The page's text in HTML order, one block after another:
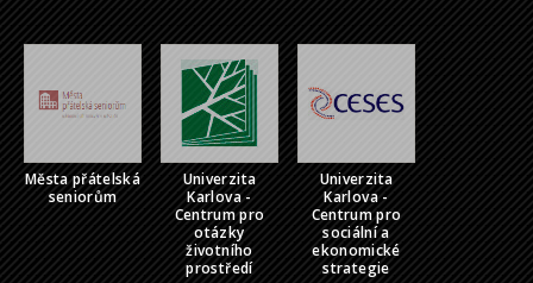
Města přátelská
seniorům
Univerzita
Karlova -
Centrum pro
otázky
životního
prostředí
Univerzita
Karlova -
Centrum pro
sociální a
ekonomické
strategie